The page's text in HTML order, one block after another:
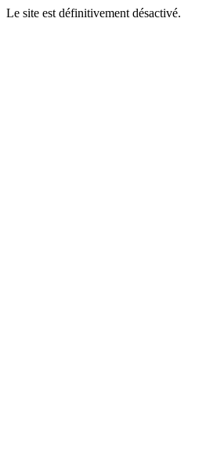
Le site est définitivement désactivé.